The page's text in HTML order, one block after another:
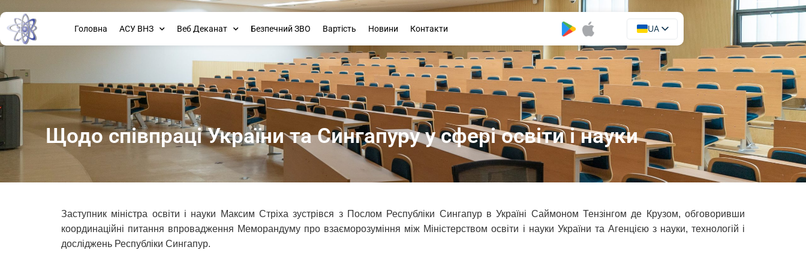
Головна АСУ ВНЗ Веб Деканат Безпечний ЗВО Вартість Новини Контакти
UA
EN
Щодо співпраці України та Сингапуру у сфері освіти і науки
Заступник міністра освіти і науки Максим Стріха зустрівся з Послом Республіки Сингапур в Україні Саймоном Тензінгом де Крузом, обговоривши
координаційні питання впровадження Меморандуму про взаєморозуміння між Міністерством освіти і науки України та Агенцією з науки, технологій і
досліджень Республіки Сингапур.